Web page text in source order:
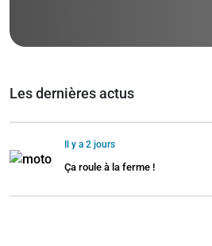
Les dernières actus
Il y a 2 jours
Ça roule à la ferme !